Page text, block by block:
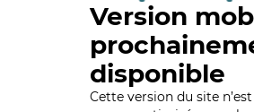
Version
disponible
Cette version du site